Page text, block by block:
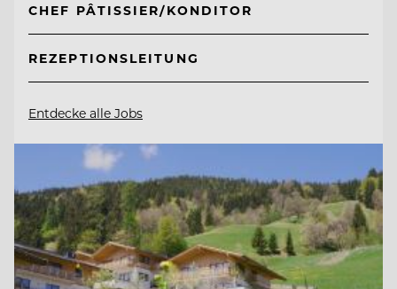
CHEF PÂTISSIER/KONDITOR
REZEPTIONSLEITUNG
Entdecke alle Jobs